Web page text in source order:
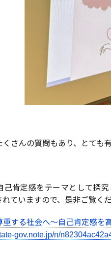
さんの質問もあり、とても
己肯定感をテーマとして探
ていますので、是非ご覧くだ
重する社会へ～自己肯定感を
gov.note.jp/n/